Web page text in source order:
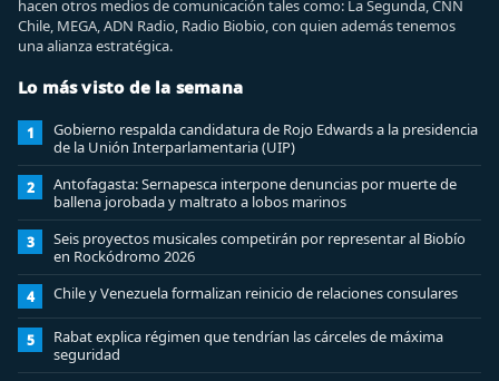
hacen otros medios de comunicación tales como: La Segunda, CNN
Chile, MEGA, ADN Radio, Radio Biobio, con quien además tenemos
una alianza estratégica.
Lo más visto de la semana
1
Gobierno respalda candidatura de Rojo Edwards a la presidencia
de la Unión Interparlamentaria (UIP)
2
Antofagasta: Sernapesca interpone denuncias por muerte de
ballena jorobada y maltrato a lobos marinos
3
Seis proyectos musicales competirán por representar al Biobío
en Rockódromo 2026
4 Chile y Venezuela formalizan reinicio de relaciones consulares
5
Rabat explica régimen que tendrían las cárceles de máxima
seguridad